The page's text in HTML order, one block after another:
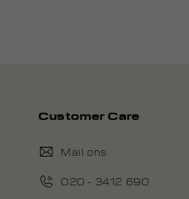
Customer Care
Mail ons
020 - 3412 690